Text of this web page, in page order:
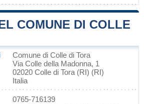
COMUNE DI COLLE
Comune di Colle di Tora
Via Colle della Madonna, 1
02020 Colle di Tora (RI) (RI)
Italia
0765-716139